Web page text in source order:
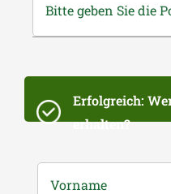
Bitte geben Sie die
Erfolgreich:
erhalten?
Vorname